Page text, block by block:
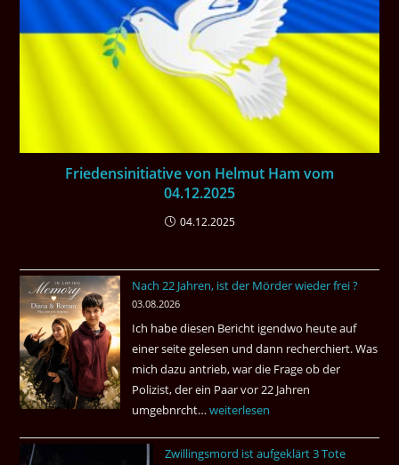
Friedensinitiative von Helmut Ham vom
04.12.2025
04.12.2025
Nach 22 Jahren, ist der Mörder wieder frei ?
03.08.2026
Ich habe diesen Bericht igendwo heute auf
einer seite gelesen und dann recherchiert. Was
mich dazu antrieb, war die Frage ob der
Polizist, der ein Paar vor 22 Jahren
umgebnrcht…Nach
Jahren,
weiterlesen
Zwillingsmord ist aufgeklärt 3 Tote